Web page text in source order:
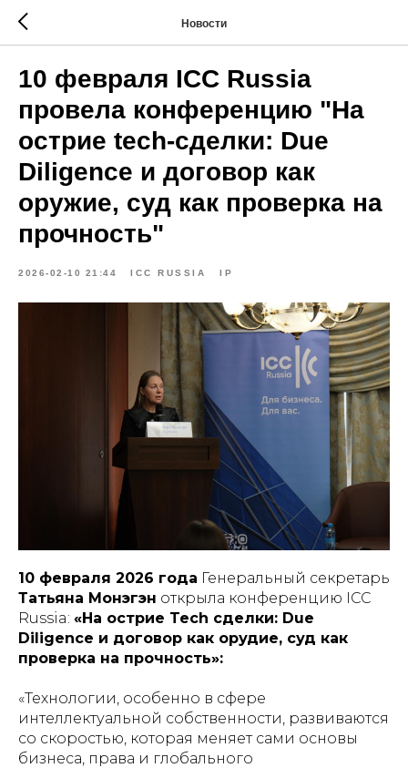
Новости
10 февраля ICC Russia
провела конференцию "На
острие tech-сделки: Due
Diligence и договор как
оружие, суд как проверка на
прочность"
2026-02-10 21:44 ICC RUSSIA IP
10 февраля 2026 года Генеральный секретарь
Татьяна Монэгэн открыла конференцию ICC
Russia: «На острие Tech сделки: Due
Diligence и договор как орудие, суд как
проверка на прочность»:
«Технологии, особенно в сфере
интеллектуальной собственности, развиваются
со скоростью, которая меняет сами основы
бизнеса, права и глобального